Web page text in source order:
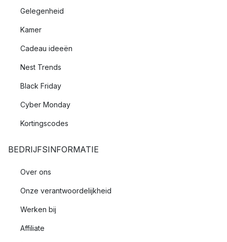
Gelegenheid
Kamer
Cadeau ideeën
Nest Trends
Black Friday
Cyber Monday
Kortingscodes
BEDRIJFSINFORMATIE
Over ons
Onze verantwoordelijkheid
Werken bij
Affiliate